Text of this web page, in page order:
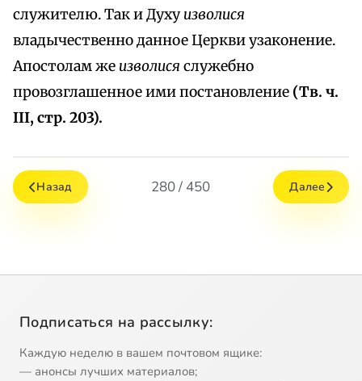
служителю. Так и Духуизволися
владычественно данное Церкви узаконение.
Апостолам же изволися служебно
провозглашенное ими постановление (Тв. ч.
III, стр. 203).
Назад 280 / 450 Далее
Подписаться на рассылку:
Каждую неделю в вашем почтовом ящике:
— анонсы лучших материалов;